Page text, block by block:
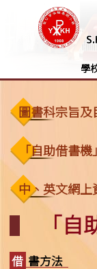
學
圖書科宗旨及
「自助借書
中、英文網上
「
借書方法